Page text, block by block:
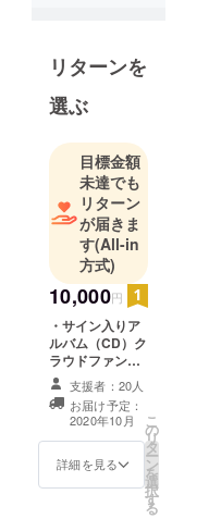
た！
沢山の方に
私を知って
しいです
リターンを
選ぶ
目標金額
未達でも
リターン
が届きま
す(All-in
方式)
10,000円
・サイン入りア
ルバム（CD）ク
ラウドファン
ディングしてく
ださった方限定
販売！ ・NORIE
オリジナルス
テッカー
支援者：20人
お届け予定：
2020年10月
詳細を見る
こ
の
リ
タ
ー
ン
を
選
択
す
る